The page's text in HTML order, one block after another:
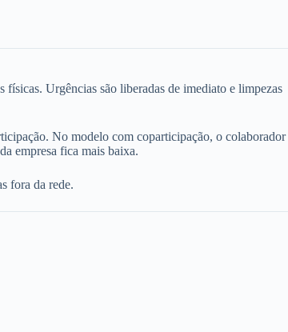
físicas. Urgências são liberadas de imediato e limpezas
No modelo com coparticipação, o colaborador
empresa fica mais baixa.
fora da rede.